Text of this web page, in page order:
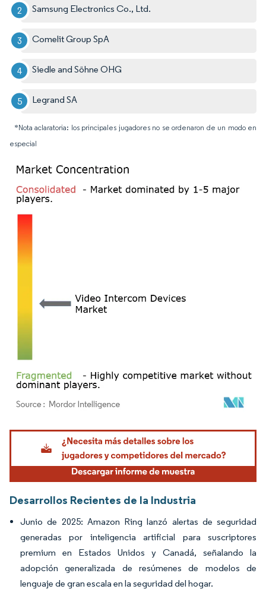
Samsung Electronics Co., Ltd.
Comelit Group SpA
Siedle and Söhne OHG
Legrand SA
*Nota aclaratoria: los principales jugadores no se ordenaron de un modo en
especial
Imagen © Mordor Intelligence. El uso requiere atribución según CC BY 4.0.
Desarrollos Recientes de la Industria
Junio de 2025: Amazon Ring lanzó alertas de seguridad
generadas por inteligencia artificial para suscriptores
premium en Estados Unidos y Canadá, señalando la
adopción generalizada de resúmenes de modelos de
lenguaje de gran escala en la seguridad del hogar.